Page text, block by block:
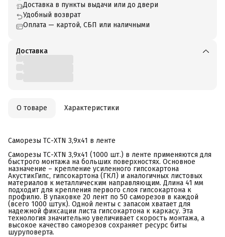
Доставка в пункты выдачи или до двери
Удобный возврат
Оплата — картой, СБП или наличными
Доставка
О товаре Характеристики
Саморезы ТС-XTN 3,9x41 в ленте
Саморезы ТС-XTN 3,9х41 (1000 шт.) в ленте применяются для
быстрого монтажа на больших поверхностях. Основное
назначение – крепление усиленного гипсокартона
АкустикГипс, гипсокартона (ГКЛ) и аналогичных листовых
материалов к металлическим направляющим. Длина 41 мм
подходит для крепления первого слоя гипсокартона к
профилю. В упаковке 20 лент по 50 саморезов в каждой
(всего 1000 штук). Одной ленты с запасом хватает для
надежной фиксации листа гипсокартона к каркасу. Эта
технология значительно увеличивает скорость монтажа, а
высокое качество саморезов сохраняет ресурс биты
шуруповерта.